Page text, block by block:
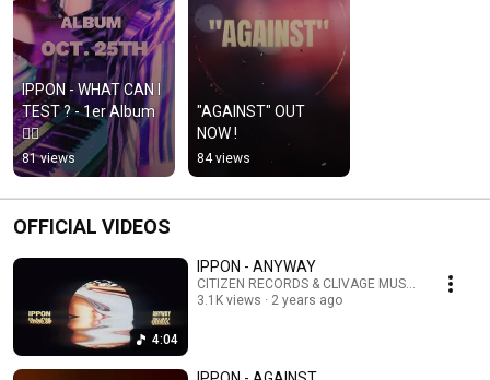
IPPON - WHAT CAN I
TEST ? - 1er Album
❤️‍🔥
81 views
"AGAINST" OUT
NOW !
84 views
OFFICIAL VIDEOS
4:04
IPPON - ANYWAY
CITIZEN RECORDS & CLIVAGE MUSIC
3.1K views
2 years ago